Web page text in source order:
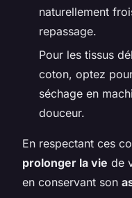
naturellement
repassage.
Pour les tissus
coton, optez
séchage en
douceur.
En respectant ces
prolonger la vie de
en conservant son